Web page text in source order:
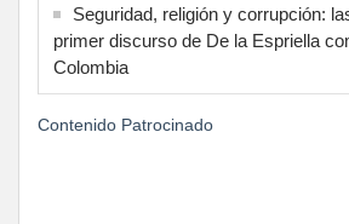
Seguridad, religión y corrupción:
primer discurso de De la Espriella
Colombia
Contenido Patrocinado